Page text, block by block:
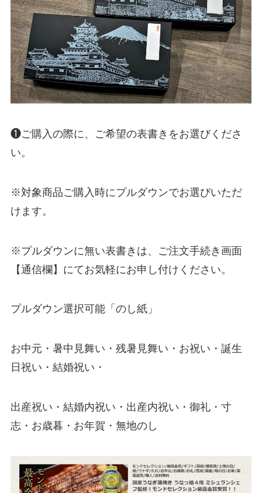
❶ご購入の際に、ご希望の表書きをお選びくださ
い。
※対象商品ご購入時にプルダウンでお選びいただ
けます。
※プルダウンに無い表書きは、ご注文手続き画面
【通信欄】にてお気軽にお申し付けください。
プルダウン選択可能「のし紙」
お中元・暑中見舞い・残暑見舞い・お祝い・誕生
日祝い・結婚祝い・
出産祝い・結婚内祝い・出産内祝い・御礼・寸
志・お歳暮・お年賀・無地のし